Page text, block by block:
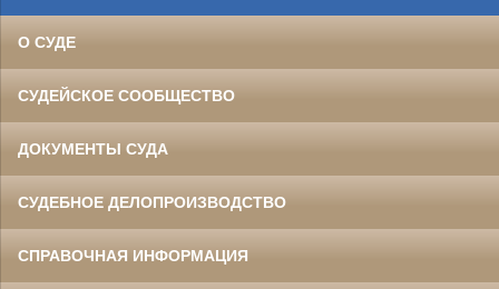
О СУДЕ
СУДЕЙСКОЕ СООБЩЕСТВО
ДОКУМЕНТЫ СУДА
СУДЕБНОЕ ДЕЛОПРОИЗВОДСТВО
СПРАВОЧНАЯ ИНФОРМАЦИЯ